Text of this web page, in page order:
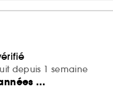
depuis 1 semaine
…